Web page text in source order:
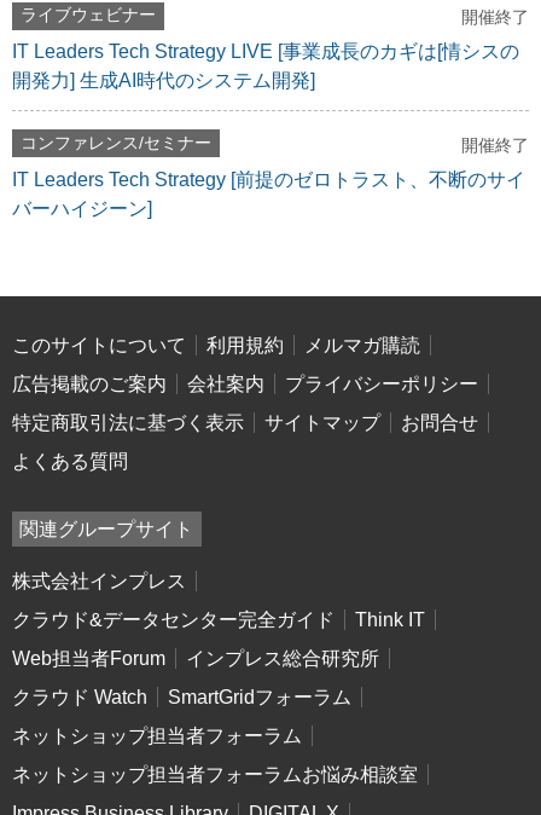
ライブウェビナー 開催終了
IT Leaders Tech Strategy LIVE [事業成長のカギは[情シスの
開発力] 生成AI時代のシステム開発]
コンファレンス/セミナー 開催終了
IT Leaders Tech Strategy [前提のゼロトラスト、不断のサイ
バーハイジーン]
このサイトについて 利用規約
メルマガ購読
広告掲載のご案内
会社案内
プライバシーポリシー
特定商取引法に基づく表示
サイトマップ
お問合せ
よくある質問
関連グループサイト
株式会社インプレス
クラウド&データセンター完全ガイド
Think IT
Web担当者Forum
インプレス総合研究所
クラウド Watch
SmartGridフォーラム
ネットショップ担当者フォーラム
ネットショップ担当者フォーラムお悩み相談室